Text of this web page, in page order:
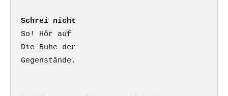
Schrei nicht
So! Hör auf
Die Ruhe der
Gegenstände.